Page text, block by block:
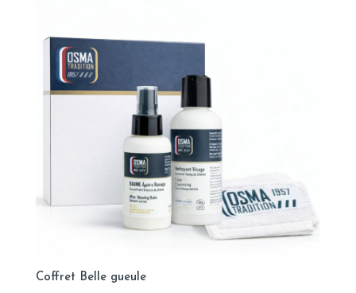
Coffret Belle gueule